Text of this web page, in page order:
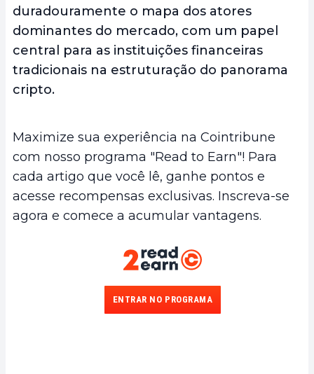
duradouramente o mapa dos atores
dominantes do mercado, com um papel
central para as instituições financeiras
tradicionais na estruturação do panorama
cripto.
Maximize sua experiência na Cointribune
com nosso programa "Read to Earn"! Para
cada artigo que você lê, ganhe pontos e
acesse recompensas exclusivas. Inscreva-se
agora e comece a acumular vantagens.
ENTRAR NO PROGRAMA